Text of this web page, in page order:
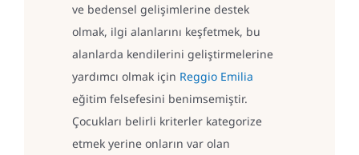
ve bedensel gelişimlerine destek
olmak, ilgi alanlarını keşfetmek, bu
alanlarda kendilerini geliştirmelerine
yardımcı olmak için Reggio Emilia
eğitim felsefesini benimsemiştir.
Çocukları belirli kriterler kategorize
etmek yerine onların var olan